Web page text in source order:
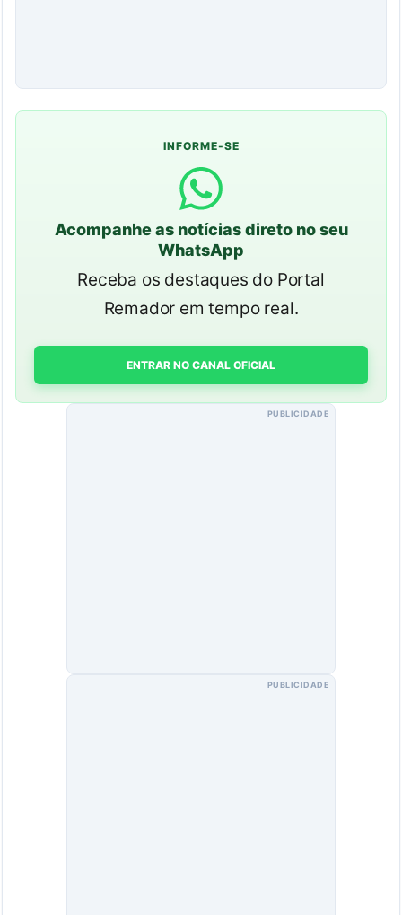
INFORME-SE
Acompanhe as notícias direto no seu
WhatsApp
Receba os destaques do Portal
Remador em tempo real.
ENTRAR NO CANAL OFICIAL
PUBLICIDADE
PUBLICIDADE